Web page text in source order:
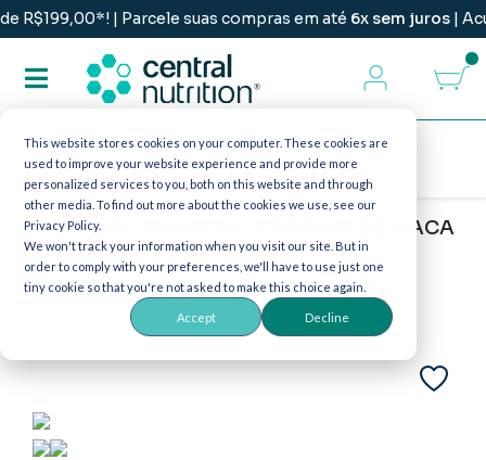
This website stores cookies on your computer. These cookies are
used to improve your website experience and provide more
personalized services to you, both on this website and through
other media. To find out more about the cookies we use, see our
Privacy Policy.
We won't track your information when you visit our site. But in
order to comply with your preferences, we'll have to use just one
tiny cookie so that you're not asked to make this choice again.
Accept Decline
| Parcele suas compras em até6x sem juros|
MACAPURE AMARELA - FARINHA DE MACA
AMARELA
Farinha de Maca Amarela